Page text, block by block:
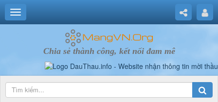
Chia sẻ thành công, kết nối đam mê